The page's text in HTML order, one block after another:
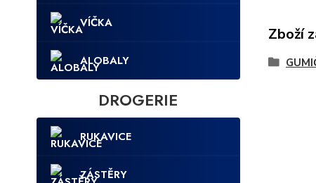
VÍČKA
ALOBALY
DROGERIE
RUKAVICE
ZÁSTĚRY
Zboží